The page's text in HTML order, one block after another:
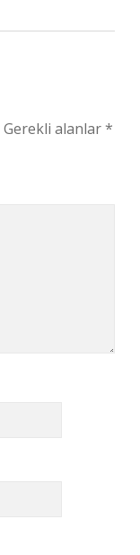
Gerekli alanlar*